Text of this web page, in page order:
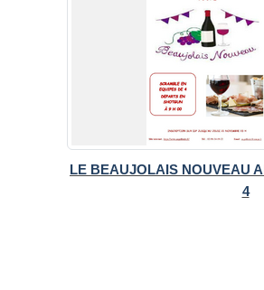
LE BEAUJOLAIS NOUVEAU
4